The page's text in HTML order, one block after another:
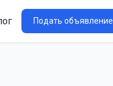
Подать объявление